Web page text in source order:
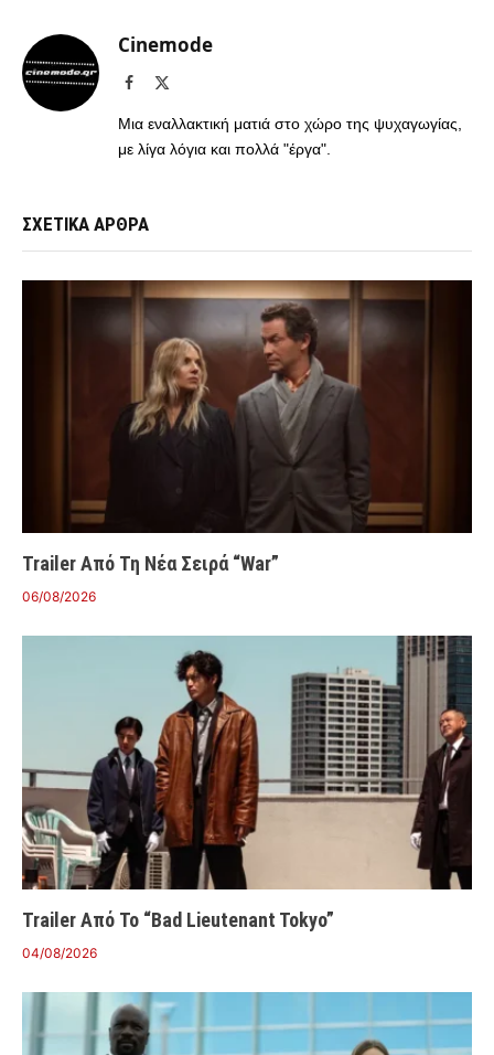
Cinemode
Facebook
Μια εναλλακτική ματιά στο χώρο της ψυχαγωγίας,
με λίγα λόγια και πολλά "έργα".
ΣΧΕΤΙΚΑ ΑΡΘΡΑ
Trailer Από Τη Νέα Σειρά “War”
06/08/2026
Trailer Από Το “Bad Lieutenant Tokyo”
04/08/2026